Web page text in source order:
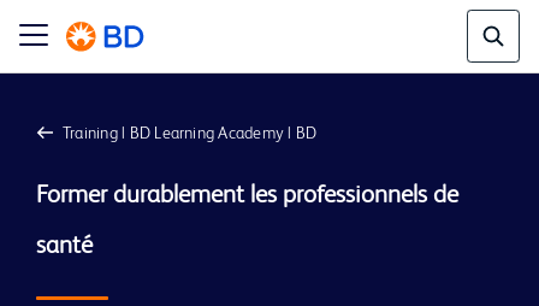
Training | BD Learning Academy | BD
Former durablement les professionnels de
santé